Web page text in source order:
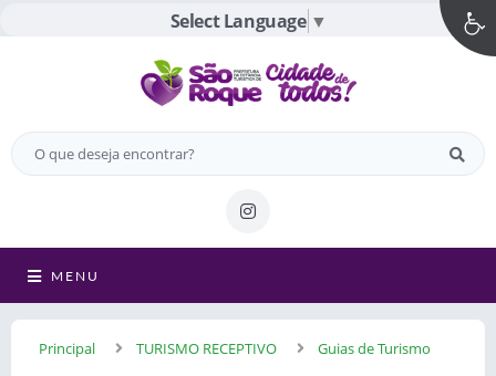
Select Language ▼
MENU
Principal TURISMO RECEPTIVO Guias de Turismo